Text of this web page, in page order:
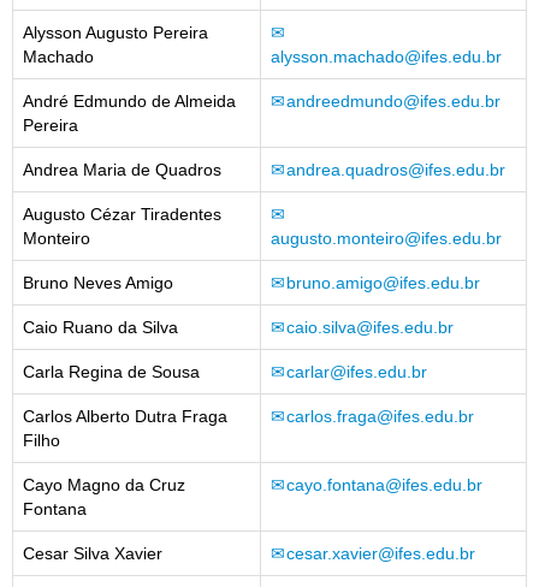
Alysson Augusto Pereira
Machado
alysson.machado@ifes.edu.br
André Edmundo de Almeida
Pereira
andreedmundo@ifes.edu.br
Andrea Maria de Quadros andrea.quadros@ifes.edu.br
Augusto Cézar Tiradentes
Monteiro
augusto.monteiro@ifes.edu.br
Bruno Neves Amigo bruno.amigo@ifes.edu.br
Caio Ruano da Silva caio.silva@ifes.edu.br
Carla Regina de Sousa carlar@ifes.edu.br
Carlos Alberto Dutra Fraga
Filho
carlos.fraga@ifes.edu.br
Cayo Magno da Cruz
Fontana
cayo.fontana@ifes.edu.br
Cesar Silva Xavier cesar.xavier@ifes.edu.br